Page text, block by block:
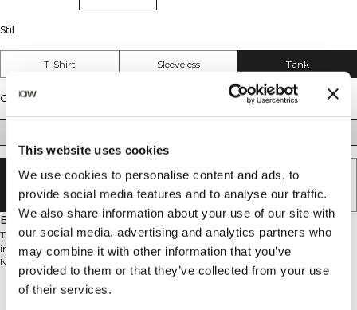
This website uses cookies
We use cookies to personalise content and ads, to
provide social media features and to analyse our traffic.
We also share information about your use of our site with
our social media, advertising and analytics partners who
may combine it with other information that you’ve
provided to them or that they’ve collected from your use
of their services.
Stil
T-Shirt Sleeveless Tank
Größe
AUSVERKAUFT - BENACHRICHTIGUNG
ERHALTEN
Beschreibung
Trainings-Top aus Netzmaterial. Der Stride Tank ist für das Fitnessstudio und
intensive Workouts gemacht. Es besteht aus einem leichten Waffel-
Netzmaterial, das dich kühl hält. Etwas länger im Rücken, kleine seitliche
Schlitze und keine Ärmel bieten dir volle Bewegungsfreiheit. Ein
Gummistreifen auf der Rückseite verhindert, dass du auf der Trainingsbank
Technical Aspects